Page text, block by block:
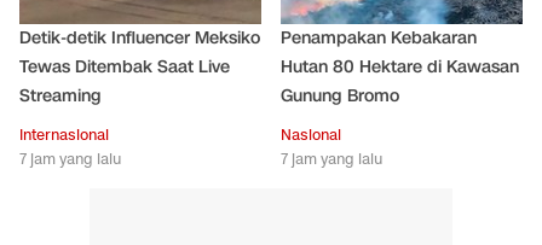
Detik-detik Influencer Meksiko
Tewas Ditembak Saat Live
Streaming
Internasional
7 jam yang lalu
Penampakan Kebakaran
Hutan 80 Hektare di Kawasan
Gunung Bromo
Nasional
7 jam yang lalu